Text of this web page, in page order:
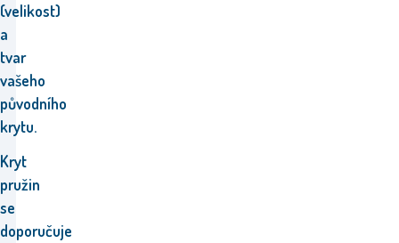
(velikost)
a
tvar
vašeho
původního
krytu.
Kryt
pružin
se
doporučuje